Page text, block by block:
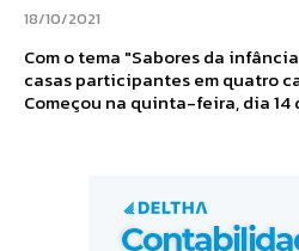
18/10/2021
Com o tema "Sabores da
casas participantes em quatro
Começou na quinta-feira, dia 14